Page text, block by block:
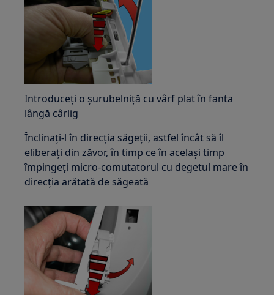
Introduceți o șurubelniță cu vârf plat în fanta
lângă cârlig
Înclinați-l în direcția săgeții, astfel încât să îl
eliberați din zăvor, în timp ce în același timp
împingeți micro-comutatorul cu degetul mare în
direcția arătată de săgeată